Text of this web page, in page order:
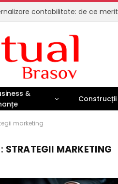
&
Construcții
marketing
STRATEGII MARKETING